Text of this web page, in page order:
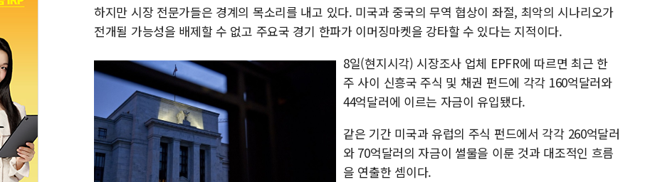
하지만 시장 전문가들은 경계의 목소리를 내고 있다. 미국과 중국의 무역 협상이 좌절, 최악의 시나리오가
전개될 가능성을 배제할 수 없고 주요국 경기 한파가 이머징마켓을 강타할 수 있다는 지적이다.
8일(현지시각) 시장조사 업체 EPFR에 따르면 최근 한
주 사이 신흥국 주식 및 채권 펀드에 각각 160억달러와
44억달러에 이르는 자금이 유입됐다.
같은 기간 미국과 유럽의 주식 펀드에서 각각 260억달러
와 70억달러의 자금이 썰물을 이룬 것과 대조적인 흐름
을 연출한 셈이다.